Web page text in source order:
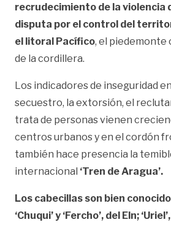
recrudecimiento de la violencia
disputa por el control del
el litoral Pacífico, el piedemonte
de la cordillera.
Los indicadores de inseguridad
secuestro, la extorsión, el
trata de personas vienen
centros urbanos y en el cordón
también hace presencia la
internacional ‘Tren de Aragua’.
Los cabecillas son bien
‘Chuqui’ y ‘Fercho’, del Eln;